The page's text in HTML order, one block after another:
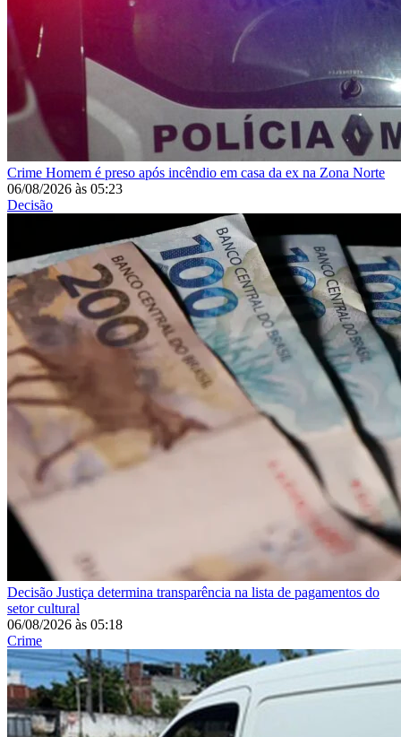
Crime Homem é preso após incêndio em casa da ex na Zona Norte
06/08/2026 às 05:23
Decisão
Decisão Justiça determina transparência na lista de pagamentos do
setor cultural
06/08/2026 às 05:18
Crime